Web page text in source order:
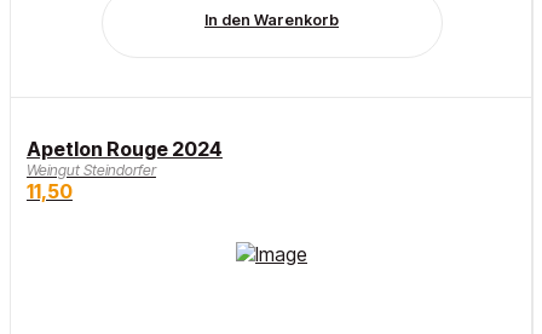
In den Warenkorb
Apetlon Rouge 2024
Weingut Steindorfer
11,50